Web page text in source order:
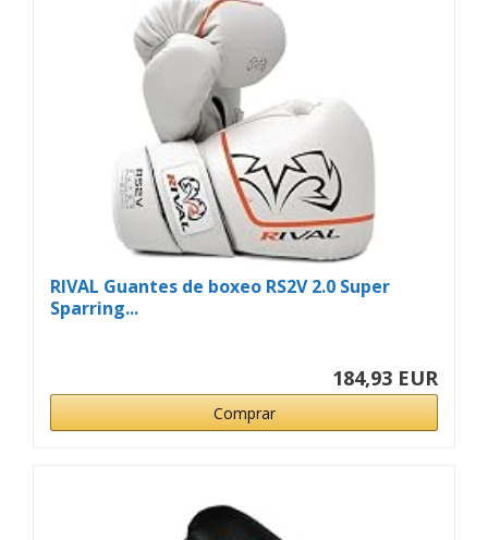
RIVAL Guantes de boxeo RS2V 2.0 Super
Sparring...
184,93 EUR
Comprar